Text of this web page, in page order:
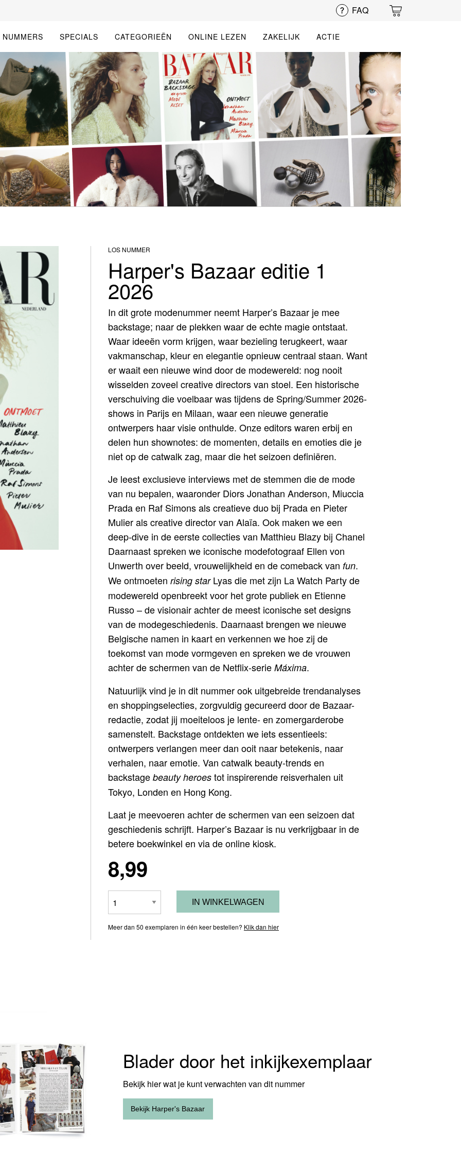
FAQ
NUMMERS SPECIALS CATEGORIEËN ONLINE LEZEN ZAKELIJK ACTIE
LOS NUMMER
Harper's Bazaar editie 1
2026
In dit grote modenummer neemt Harper’s Bazaar je mee
backstage; naar de plekken waar de echte magie ontstaat.
Waar ideeën vorm krijgen, waar bezieling terugkeert, waar
vakmanschap, kleur en elegantie opnieuw centraal staan. Want
er waait een nieuwe wind door de modewereld: nog nooit
wisselden zoveel creative directors van stoel. Een historische
verschuiving die voelbaar was tijdens de Spring/Summer 2026-
shows in Parijs en Milaan, waar een nieuwe generatie
ontwerpers haar visie onthulde. Onze editors waren erbij en
delen hun shownotes: de momenten, details en emoties die je
niet op de catwalk zag, maar die het seizoen definiëren.
Je leest exclusieve interviews met de stemmen die de mode
van nu bepalen, waaronder Diors Jonathan Anderson, Miuccia
Prada en Raf Simons als creatieve duo bij Prada en Pieter
Mulier als creative director van Alaïa. Ook maken we een
deep-dive in de eerste collecties van Matthieu Blazy bij Chanel
Daarnaast spreken we iconische modefotograaf Ellen von
Unwerth over beeld, vrouwelijkheid en de comeback van fun.
We ontmoeten rising starLyas die met zijn La Watch Party de
modewereld openbreekt voor het grote publiek en Etienne
Russo – de visionair achter de meest iconische set designs
van de modegeschiedenis. Daarnaast brengen we nieuwe
Belgische namen in kaart en verkennen we hoe zij de
toekomst van mode vormgeven en spreken we de vrouwen
achter de schermen van de Netflix-serie Máxima.
Natuurlijk vind je in dit nummer ook uitgebreide trendanalyses
en shoppingselecties, zorgvuldig gecureerd door de Bazaar-
redactie, zodat jij moeiteloos je lente- en zomergarderobe
samenstelt. Backstage ontdekten we iets essentieels:
ontwerpers verlangen meer dan ooit naar betekenis, naar
verhalen, naar emotie. Van catwalk beauty-trends en
backstage beauty heroestot inspirerende reisverhalen uit
Tokyo, Londen en Hong Kong.
Laat je meevoeren achter de schermen van een seizoen dat
geschiedenis schrijft. Harper’s Bazaar is nu verkrijgbaar in de
betere boekwinkel en via de online kiosk.
8,99
Meer dan 50 exemplaren in één keer bestellen? Klik dan hier
Blader door het inkijkexemplaar
Bekijk hier wat je kunt verwachten van dit nummer
Bekijk Harper's Bazaar